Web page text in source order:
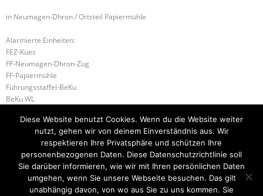
in Neumagen-Dhron / Ortsteil Papiermühle
Alarmierte Einheiten:
FEZ-Kues
FF-Neumagen-Dhron-Zug
FF-Papiermühle
Führungsstaffel-BeKu
BeKu WL
BKI (LK BKS-WIL)
ILtS-Trier-Lagedienstführer
G-1 AUSLAUFENDE BETRIEBSSTOFFE D1.02 – Absicherung
Diese Website benutzt Cookies. Wenn du die Website weiter
nutzt, gehen wir von deinem Einverständnis aus. Wir
respektieren Ihre Privatsphäre und schützen Ihre
personenbezogenen Daten. Diese Datenschutzrichtlinie soll
Sie darüber informieren, wie wir mit Ihren persönlichen Daten
umgehen, wenn Sie unsere Webseite besuchen. Das gilt
unabhängig davon, von wo aus Sie zu uns kommen. Sie